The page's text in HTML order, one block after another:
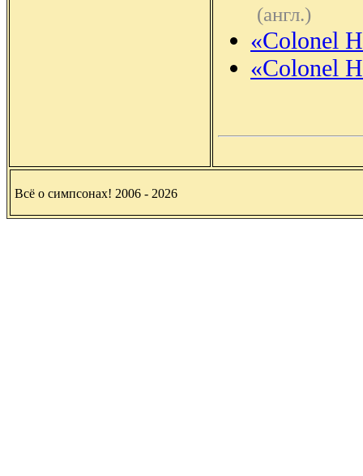
(англ.)
«Colonel
«Colonel
Всё о симпсонах! 2006 - 2026